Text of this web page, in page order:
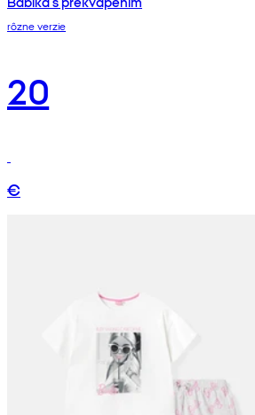
rôzne verzie
20
€